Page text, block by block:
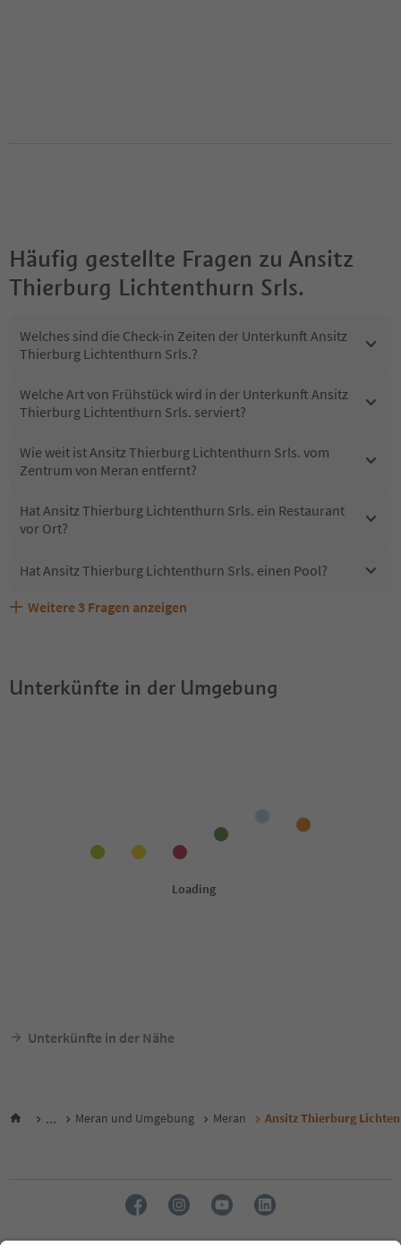
Häufig gestellte Fragen zu Ansitz
Thierburg Lichtenthurn Srls.
Welches sind die Check-in Zeiten der Unterkunft Ansitz
Thierburg Lichtenthurn Srls.?
Welche Art von Frühstück wird in der Unterkunft Ansitz
Thierburg Lichtenthurn Srls. serviert?
Wie weit ist Ansitz Thierburg Lichtenthurn Srls. vom
Zentrum von Meran entfernt?
Hat Ansitz Thierburg Lichtenthurn Srls. ein Restaurant
vor Ort?
Hat Ansitz Thierburg Lichtenthurn Srls. einen Pool?
Sind Haustiere in der Unterkunft Ansitz Thierburg
Welche Services bietet Ansitz Thierburg Lichtenthurn
Erhalten die Gäste von Ansitz Thierburg Lichtenthurn
Weitere 3 Fragen anzeigen
Unterkünfte in der Umgebung
Unterkünfte in der Nähe
... Meran und Umgebung Meran Ansitz Thierburg